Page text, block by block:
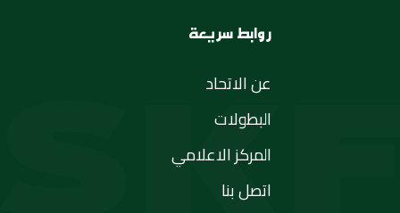
روابط سريعة
عن الاتحاد
البطولات
المركز الاعلامي
اتصل بنا